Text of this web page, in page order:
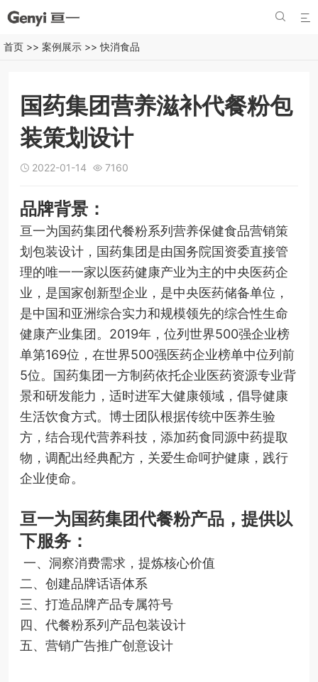


首页 >> 案例展示 >>快消食品
国药集团营养滋补代餐粉包
装策划设计
 2022-01-14  7160
品牌背景：
亘一为国药集团代餐粉系列营养保健食品营销策
划包装设计，国药集团是由国务院国资委直接管
理的唯一一家以医药健康产业为主的中央医药企
业，是国家创新型企业，是中央医药储备单位，
是中国和亚洲综合实力和规模领先的综合性生命
健康产业集团。2019年，位列世界500强企业榜
单第169位，在世界500强医药企业榜单中位列前
5位。国药集团一方制药依托企业医药资源专业背
景和研发能力，适时进军大健康领域，倡导健康
生活饮食方式。博士团队根据传统中医养生验
方，结合现代营养科技，添加药食同源中药提取
物，调配出经典配方，关爱生命呵护健康，践行
企业使命。
亘一为国药集团代餐粉产品，提供以
下服务：
一、洞察消费需求，提炼核心价值
二、创建品牌话语体系
三、打造品牌产品专属符号
四、代餐粉系列产品包装设计
五、营销广告推广创意设计